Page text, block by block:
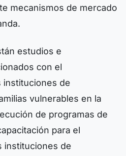
mecanismos de mercado
estudios e
con el
instituciones de
vulnerables en la
de programas de
para el
instituciones de